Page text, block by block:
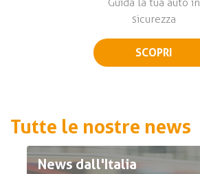
Guida la tua auto in
sicurezza
SCOPRI
Tutte le nostre news
News dall'Italia